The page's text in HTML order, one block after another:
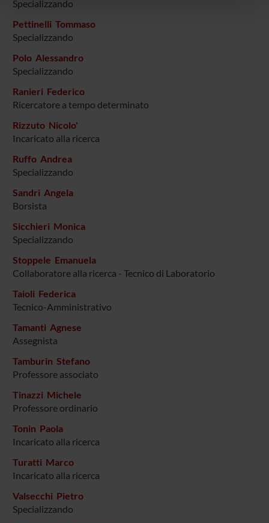
pubblicità e social media, i quali potrebbero combinarle
con altre informazioni che hai fornito loro o che hanno
raccolto dal tuo utilizzo dei loro servizi.
Specializzando
Pettinelli Tommaso
Specializzando
Polo Alessandro
Specializzando
Ranieri Federico
Ricercatore a tempo determinato
Rizzuto Nicolo'
Incaricato alla ricerca
Ruffo Andrea
Specializzando
Sandri Angela
Borsista
Sicchieri Monica
Specializzando
Stoppele Emanuela
Collaboratore alla ricerca - Tecnico di Laboratorio
Taioli Federica
Tecnico-Amministrativo
Tamanti Agnese
Assegnista
Tamburin Stefano
Professore associato
Tinazzi Michele
Professore ordinario
Tonin Paola
Incaricato alla ricerca
Turatti Marco
Incaricato alla ricerca
Valsecchi Pietro
Specializzando